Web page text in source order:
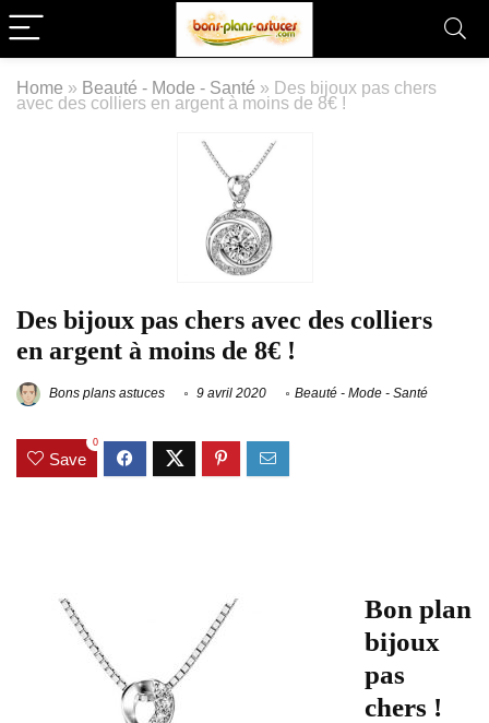
Home » Beauté - Mode - Santé » Des bijoux pas chers
avec des colliers en argent à moins de 8€ !
Des bijoux pas chers avec des colliers
en argent à moins de 8€ !
Bons plans astuces 9 avril 2020 Beauté - Mode - Santé
Save
0
Bon plan
bijoux
pas
chers !